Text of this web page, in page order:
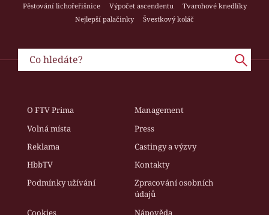
Pěstování lichořeřišnice
Výpočet ascendentu
Tvarohové knedlíky
Nejlepší palačinky
Švestkový koláč
O FTV Prima
Management
Volná místa
Press
Reklama
Castingy a výzvy
HbbTV
Kontakty
Podmínky užívání
Zpracování osobních
údajů
Cookies
Nápověda